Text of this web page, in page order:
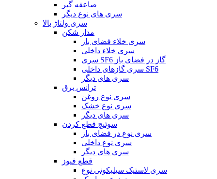
صاعقه گیر
سری های نوع دیگر
سری ولتاژ بالا
مدار شکن
سری خلاء فضای باز
سری خلاء داخلی
سری SF6 گاز در فضای باز
سری گازهای داخلی SF6
سری های دیگر
ترانس برق
سری نوع روغن
سری نوع خشک
سری های دیگر
سوئیچ قطع کردن
سری نوع در فضای باز
سری نوع داخلی
سری های دیگر
قطع فیوز
سری لاستیک سیلیکونی نوع